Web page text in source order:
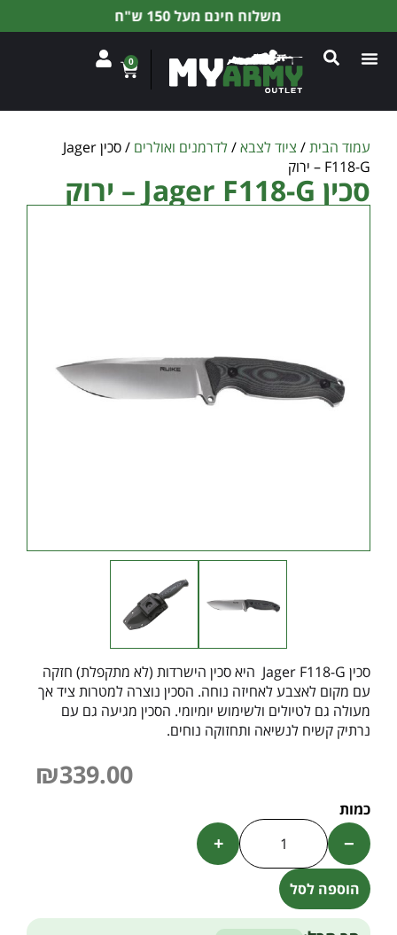
משלוח חינם מעל 150 ש"ח
0
עמוד הבית/ ציוד לצבא/לדרמנים ואולרים
/ סכין Jager
F118-G – ירוק
סכין Jager F118-G – ירוק
סכין Jager F118-G היא סכין הישרדות (לא מתקפלת) חזקה
עם מקום לאצבע לאחיזה נוחה. הסכין נוצרה למטרות ציד אך
מעולה גם לטיולים ולשימוש יומיומי. הסכין מגיעה גם עם
נרתיק קשיח לנשיאה ותחזוקה נוחים.
₪339.00
−
+
הוספה לסל
Alternative: